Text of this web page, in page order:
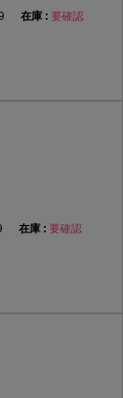
要確認
要確認